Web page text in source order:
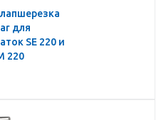
для
SE 220 и
220